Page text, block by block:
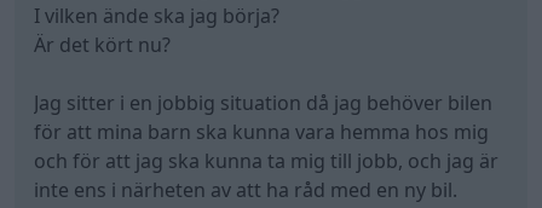
I vilken ände ska jag börja?
Är det kört nu?
Jag sitter i en jobbig situation då jag behöver bilen
för att mina barn ska kunna vara hemma hos mig
och för att jag ska kunna ta mig till jobb, och jag är
inte ens i närheten av att ha råd med en ny bil.